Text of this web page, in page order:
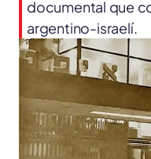
documental que
argentino-israelí.